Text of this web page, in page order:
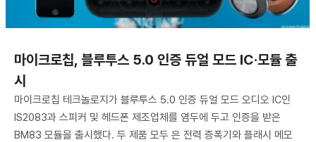
마이크로칩, 블루투스 5.0 인증 듀얼 모드 IC·모듈 출
시
마이크로칩 테크놀로지가 블루투스 5.0 인증 듀얼 모드 오디오 IC인
IS2083과 스피커 및 헤드폰 제조업체를 염두에 두고 인증을 받은
BM83 모듈을 출시했다. 두 제품 모두 은 전력 증폭기와 플래시 메모